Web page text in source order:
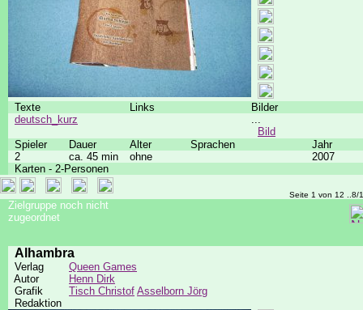
Texte Links
Bilder
deutsch_kurz
...
Bild
Spieler
Dauer Alter Sprachen
Jahr
2
ca. 45 min ohne
2007
Karten - 2-Personen
Seite 1 von 12 ..8/
Zielgruppe noch nicht
zugeordnet
Alhambra
Verlag
Queen Games
Autor
Henn Dirk
Grafik
Tisch Christof Asselborn Jörg
Redaktion